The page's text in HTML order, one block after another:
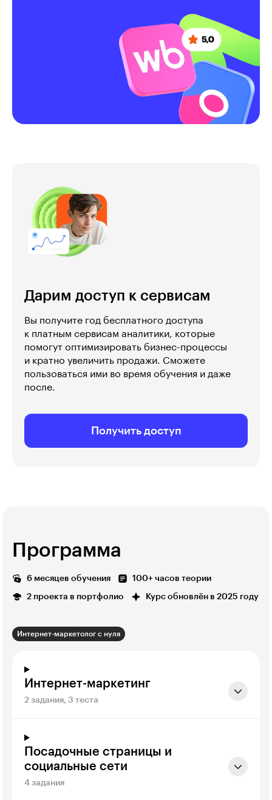
Дарим доступ к сервисам
Вы получите год бесплатного доступа
к платным сервисам аналитики, которые
помогут оптимизировать бизнес-процессы
и кратно увеличить продажи. Сможете
пользоваться ими во время обучения и даже
после.
Получить доступ
Программа
6 месяцев обучения 100+ часов теории
2 проекта в портфолио Курс обновлён в 2025 году
Интернет-маркетолог с нуля
Интернет-маркетинг
2 задания, 3 теста
Посадочные страницы и
социальные сети
4 задания